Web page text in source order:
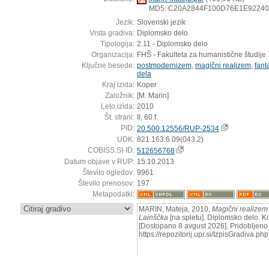
MD5:
Jezik: Slovenski jezik
Vrsta gradiva: Diplomsko delo
Tipologija: 2.11 - Diplomsko delo
Organizacija: FHŠ - Fakulteta za humanistične študije
Ključne besede: postmodernizem magični realizem
dela
Kraj izida: Koper
Založnik: [M. Marin]
Leto izida: 2010
Št. strani: II, 60 f.
PID: 20.500.12556/RUP-2534
UDK: 821.163.6.09(043.2)
COBISS.SI-ID: 512656768
Datum objave v RUP: 15.10.2013
Število ogledov: 9961
Število prenosov: 197
Metapodatki:
: MARIN, Mateja, 2010, Magični
Lainščka [na spletu]. Diplomsko delo.
[Dostopano 8 avgust 2026]. Pridobljeno
https://repozitorij.upr.si/